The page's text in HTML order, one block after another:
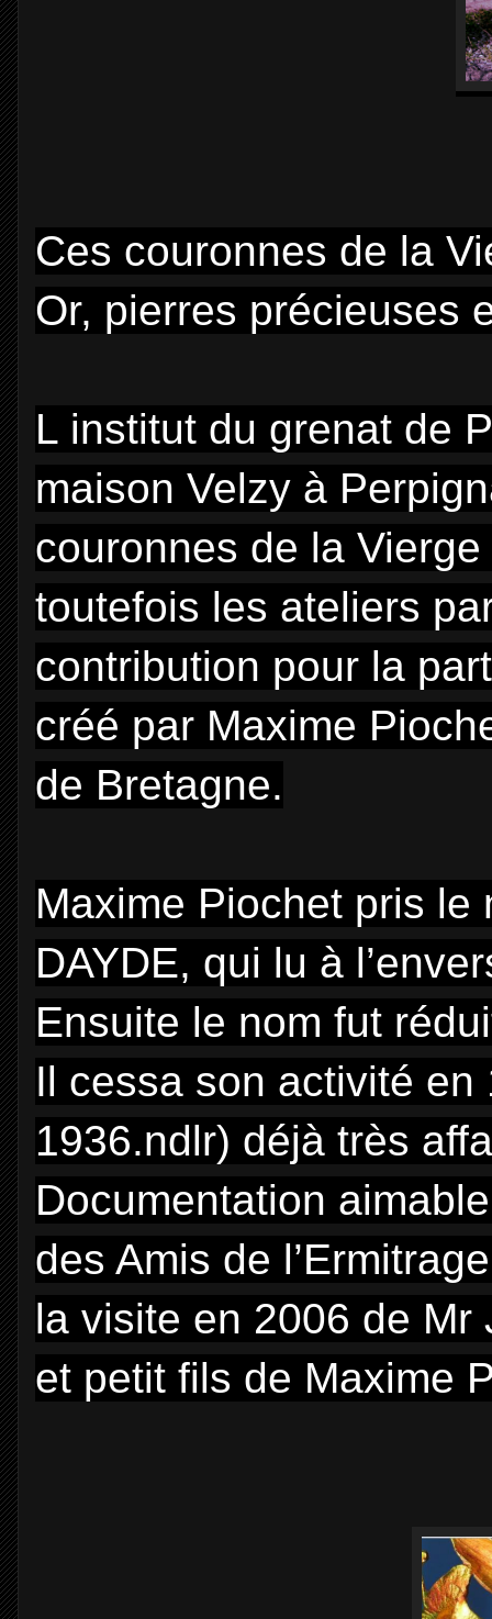
Ces couronnes de la
Or, pierres précieuses
L institut du grenat de
maison Velzy à
couronnes de la
toutefois les ateliers
contribution pour la
créé par Maxime
de Bretagne.
Maxime Piochet pris
DAYDE, qui lu à
Ensuite le nom fut
Il cessa son activité
1936.ndlr) déjà très
Documentation
des Amis de
la visite en 2006 de
et petit fils de Maxime